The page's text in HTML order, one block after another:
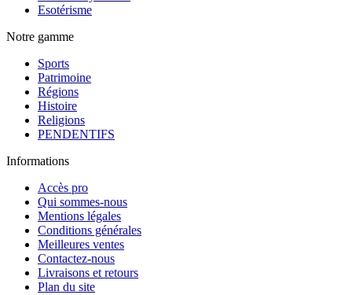
Esotérisme
Notre gamme
Sports
Patrimoine
Régions
Histoire
Religions
PENDENTIFS
Informations
Accès pro
Qui sommes-nous
Mentions légales
Conditions générales
Meilleures ventes
Contactez-nous
Livraisons et retours
Plan du site